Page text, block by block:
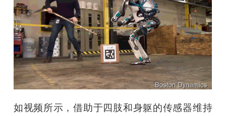
爱
搞
如视频所示，借助于四肢和身躯的传感器维持